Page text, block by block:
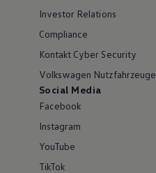
Investor Relations
Compliance
Kontakt Cyber Security
Volkswagen Nutzfahrzeuge
Social Media
Facebook
Instagram
YouTube
TikTok